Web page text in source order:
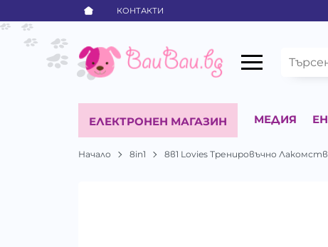
КОНТАКТИ
ЕЛЕКТРОНЕН МАГАЗИН МЕДИЯ
Начало 8in1 8в1 Lovies Тренировъчно